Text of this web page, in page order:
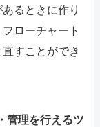
るときに作り
ローチャート
すことができ
管理を行えるツ